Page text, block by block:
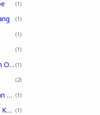
1
1
1
1
Pemasaran Online 1
2
penggunaan partikel 1
Perbedaan Kosakata 1